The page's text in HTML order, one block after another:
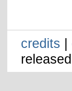
credits |